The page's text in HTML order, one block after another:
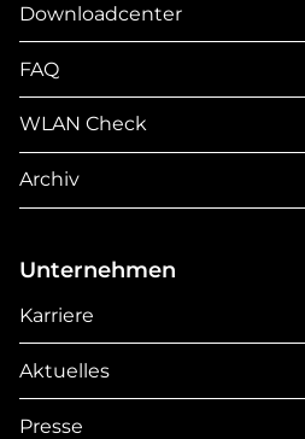
Downloadcenter
FAQ
WLAN Check
Archiv
Unternehmen
Karriere
Aktuelles
Presse